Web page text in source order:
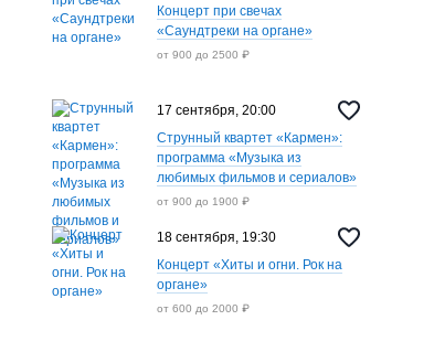
Концерт при свечах
«Саундтреки на органе»
от 900 до 2500 ₽
17 сентября, 20:00
Струнный квартет «Кармен»:
программа «‎Музыка из
любимых фильмов и сериалов»
от 900 до 1900 ₽
18 сентября, 19:30
Концерт «Хиты и огни. Рок на
органе»
от 600 до 2000 ₽